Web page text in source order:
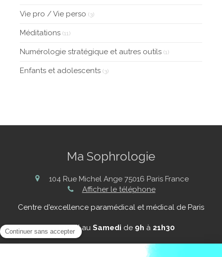
Vie pro / Vie perso (3)
Méditations (11)
Numérologie stratégique et autres outils (1)
Enfants et adolescents (3)
Ma Sophrologie
104 Rue Michel Ange 75016 Paris France
Afficher le téléphone
Centre d'excellence paramédical et médical de Paris
DuLundiau Samedi de 9h à 21h30